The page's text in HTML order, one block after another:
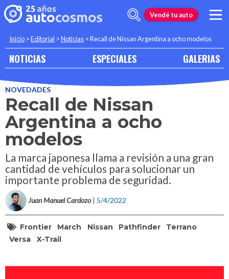
Vendé tu auto
Inicio >Editorial >Noticias >Recall de Nissan Argentina a ocho modelos
NOTICIAS ESPECIALES GALERIAS
NOVEDADES
Recall de Nissan
Argentina a ocho
modelos
La marca japonesa llama a revisión a una gran
cantidad de vehículos para solucionar un
importante problema de seguridad.
Juan Manuel Cardozo | 5/4/2022
Frontier March Nissan Pathfinder
Terrano
Versa
X-Trail